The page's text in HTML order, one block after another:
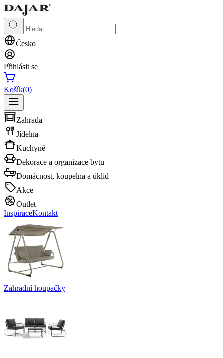
Česko
Přihlásit se
Košík(0)
Zahrada
Jídelna
Kuchyně
Dekorace a organizace bytu
Domácnost, koupelna a úklid
Akce
Outlet
InspiraceKontakt
Zahradní houpačky